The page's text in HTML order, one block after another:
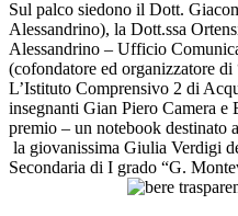
Sul palco siedono il Dott.
Alessandrino), la Dott.ssa
Alessandrino – Ufficio
(cofondatore ed organizzatore
L’Istituto Comprensivo 2 di
insegnanti Gian Piero Camera
premio – un notebook destinato
la giovanissima Giulia Verdigi
Secondaria di I grado “G.